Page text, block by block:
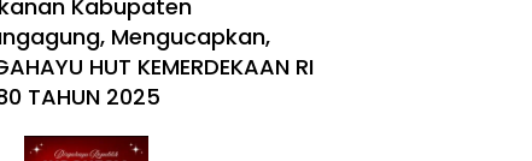
Kabupaten
Mengucapkan,
HUT KEMERDEKAAN RI
TAHUN 2025